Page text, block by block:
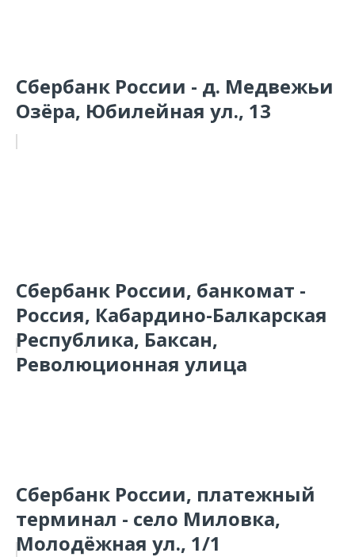
Сбербанк России - д. Медвежьи
Озёра, Юбилейная ул., 13
Сбербанк России, банкомат -
Россия, Кабардино-Балкарская
Республика, Баксан,
Революционная улица
Сбербанк России, платежный
терминал - село Миловка,
Молодёжная ул., 1/1